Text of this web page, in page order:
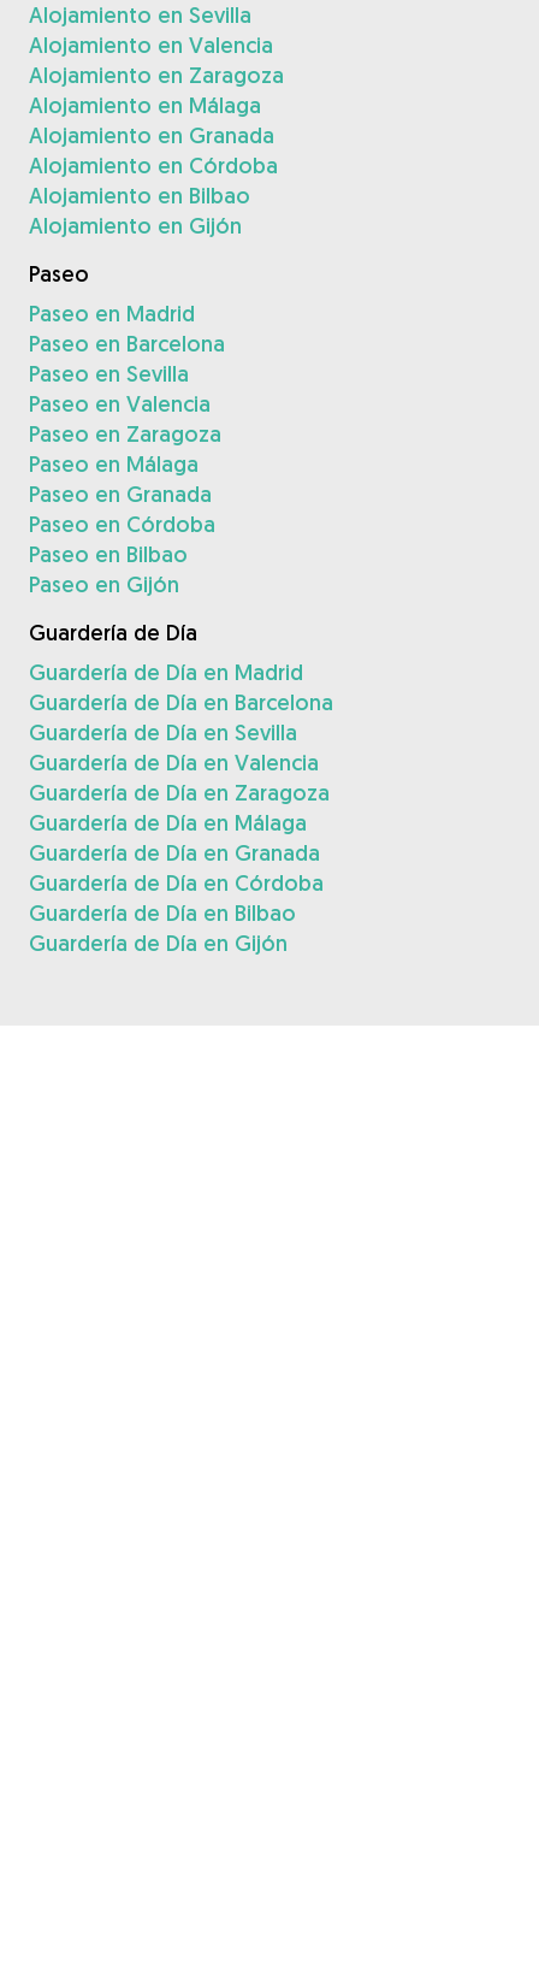
Alojamiento en Sevilla
Alojamiento en Valencia
Alojamiento en Zaragoza
Alojamiento en Málaga
Alojamiento en Granada
Alojamiento en Córdoba
Alojamiento en Bilbao
Alojamiento en Gijón
Paseo
Paseo en Madrid
Paseo en Barcelona
Paseo en Sevilla
Paseo en Valencia
Paseo en Zaragoza
Paseo en Málaga
Paseo en Granada
Paseo en Córdoba
Paseo en Bilbao
Paseo en Gijón
Guardería de Día
Guardería de Día en Madrid
Guardería de Día en Barcelona
Guardería de Día en Sevilla
Guardería de Día en Valencia
Guardería de Día en Zaragoza
Guardería de Día en Málaga
Guardería de Día en Granada
Guardería de Día en Córdoba
Guardería de Día en Bilbao
Guardería de Día en Gijón